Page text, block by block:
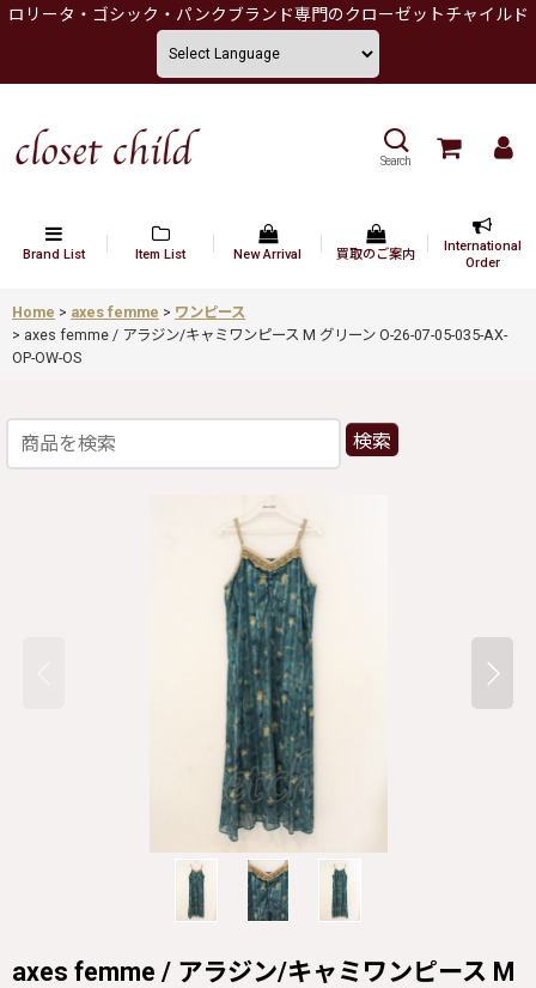
ロリータ・ゴシック・パンクブランド専門のクローゼットチャイルド
Search
Brand List Item List New Arrival 買取のご案内
International
Order
Home > axes femme > ワンピース
> axes femme / アラジン/キャミワンピース M グリーン O-26-07-05-035-AX-
OP-OW-OS
検索
axes femme / アラジン/キャミワンピース M